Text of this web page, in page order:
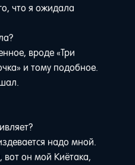
что я ожидала
вроде «Три
и тому подобное.
надо мной.
он мой Киётака,